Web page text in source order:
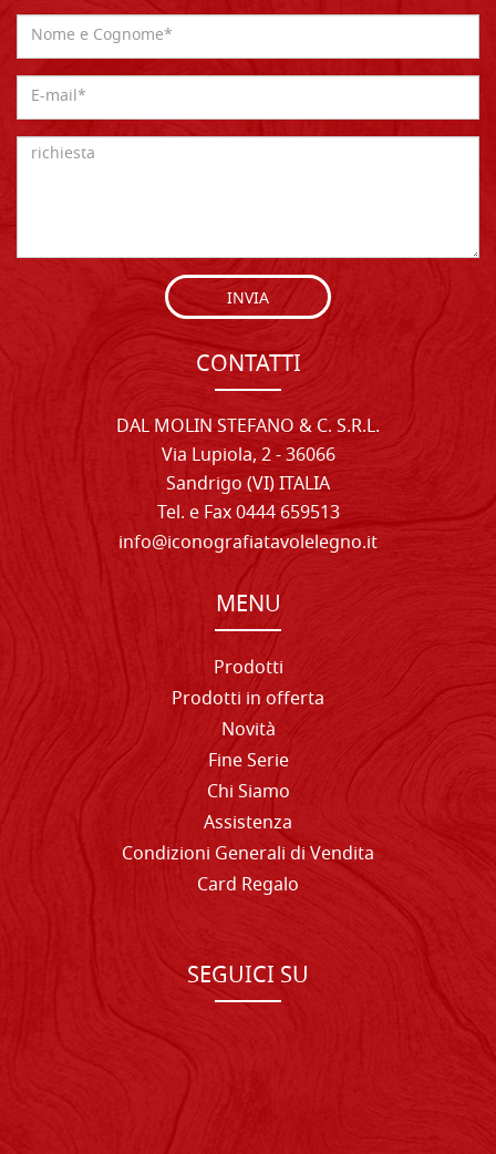
INVIA
CONTATTI
DAL MOLIN STEFANO & C. S.R.L.
Via Lupiola, 2 - 36066
Sandrigo (VI) ITALIA
Tel. e Fax 0444 659513
info@iconografiatavolelegno.it
MENU
Prodotti
Prodotti in offerta
Novità
Fine Serie
Chi Siamo
Assistenza
Condizioni Generali di Vendita
Card Regalo
SEGUICI SU